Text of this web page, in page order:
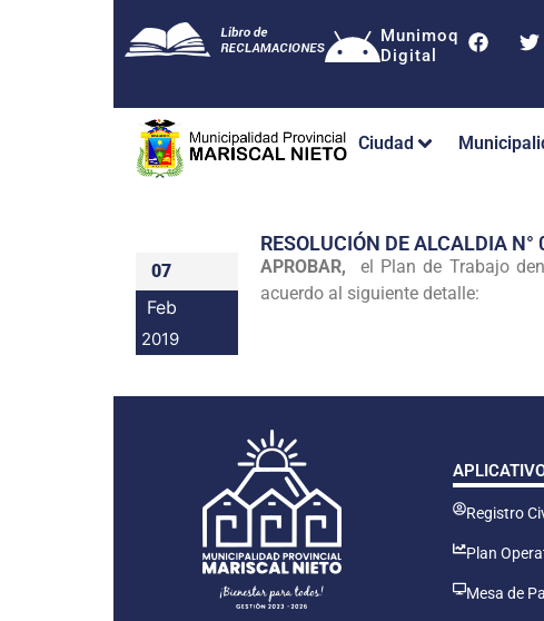
Munimoq
Digital
Ciudad
07
Feb
2019
RESOLUCIÓN DE ALCALDIA
APROBAR,
el Plan de Trabajo
acuerdo al siguiente detalle:
Registro
Plan
Mesa de